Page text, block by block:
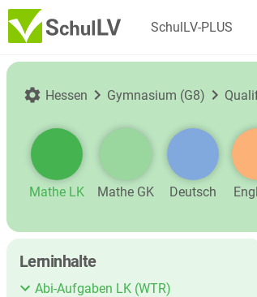
SchulLV-PLUS
Hessen Gymnasium (G8)
Mathe LK Mathe GK Deutsch
Lerninhalte
Abi-Aufgaben LK (WTR)